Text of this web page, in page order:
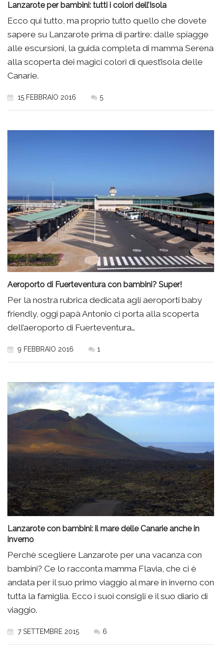
Lanzarote per bambini: tutti i colori dell’Isola
Ecco qui tutto, ma proprio tutto quello che dovete
sapere su Lanzarote prima di partire: dalle spiagge
alle escursioni, la guida completa di mamma Serena
alla scoperta dei magici colori di quest’isola delle
Canarie.
15 FEBBRAIO 2016 5
Aeroporto di Fuerteventura con bambini? Super!
Per la nostra rubrica dedicata agli aeroporti baby
friendly, oggi papà Antonio ci porta alla scoperta
dell’aeroporto di Fuerteventura…
9 FEBBRAIO 2016 1
Lanzarote con bambini: il mare delle Canarie anche in
inverno
Perchè scegliere Lanzarote per una vacanza con
bambini? Ce lo racconta mamma Flavia, che ci è
andata per il suo primo viaggio al mare in inverno con
tutta la famiglia. Ecco i suoi consigli e il suo diario di
viaggio.
7 SETTEMBRE 2015 6